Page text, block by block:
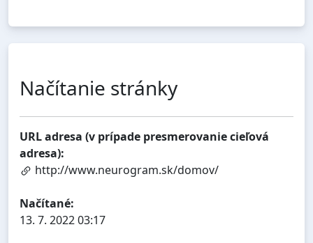
Načítanie stránky
URL adresa (v prípade presmerovanie cieľová
adresa):
http://www.neurogram.sk/domov/
Načítané:
13. 7. 2022 03:17